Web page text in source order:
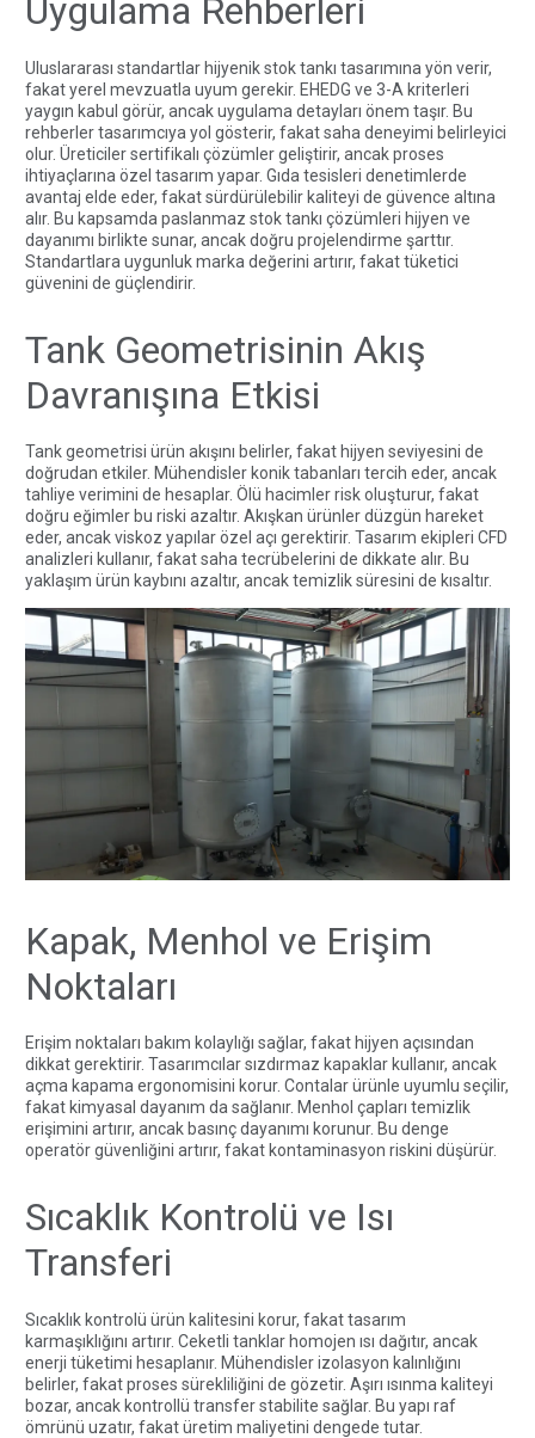
Uygulama Rehberleri
Uluslararası standartlar hijyenik stok tankı tasarımına yön verir,
fakat yerel mevzuatla uyum gerekir. EHEDG ve 3-A kriterleri
yaygın kabul görür, ancak uygulama detayları önem taşır. Bu
rehberler tasarımcıya yol gösterir, fakat saha deneyimi belirleyici
olur. Üreticiler sertifikalı çözümler geliştirir, ancak proses
ihtiyaçlarına özel tasarım yapar. Gıda tesisleri denetimlerde
avantaj elde eder, fakat sürdürülebilir kaliteyi de güvence altına
alır. Bu kapsamda paslanmaz stok tankı çözümleri hijyen ve
dayanımı birlikte sunar, ancak doğru projelendirme şarttır.
Standartlara uygunluk marka değerini artırır, fakat tüketici
güvenini de güçlendirir.
Tank Geometrisinin Akış
Davranışına Etkisi
Tank geometrisi ürün akışını belirler, fakat hijyen seviyesini de
doğrudan etkiler. Mühendisler konik tabanları tercih eder, ancak
tahliye verimini de hesaplar. Ölü hacimler risk oluşturur, fakat
doğru eğimler bu riski azaltır. Akışkan ürünler düzgün hareket
eder, ancak viskoz yapılar özel açı gerektirir. Tasarım ekipleri CFD
analizleri kullanır, fakat saha tecrübelerini de dikkate alır. Bu
yaklaşım ürün kaybını azaltır, ancak temizlik süresini de kısaltır.
Kapak, Menhol ve Erişim
Noktaları
Erişim noktaları bakım kolaylığı sağlar, fakat hijyen açısından
dikkat gerektirir. Tasarımcılar sızdırmaz kapaklar kullanır, ancak
açma kapama ergonomisini korur. Contalar ürünle uyumlu seçilir,
fakat kimyasal dayanım da sağlanır. Menhol çapları temizlik
erişimini artırır, ancak basınç dayanımı korunur. Bu denge
operatör güvenliğini artırır, fakat kontaminasyon riskini düşürür.
Sıcaklık Kontrolü ve Isı
Transferi
Sıcaklık kontrolü ürün kalitesini korur, fakat tasarım
karmaşıklığını artırır. Ceketli tanklar homojen ısı dağıtır, ancak
enerji tüketimi hesaplanır. Mühendisler izolasyon kalınlığını
belirler, fakat proses sürekliliğini de gözetir. Aşırı ısınma kaliteyi
bozar, ancak kontrollü transfer stabilite sağlar. Bu yapı raf
ömrünü uzatır, fakat üretim maliyetini dengede tutar.